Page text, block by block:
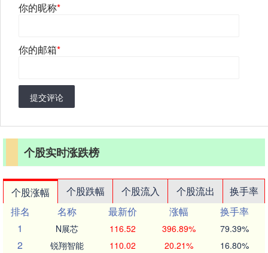
你的昵称*
你的邮箱*
提交评论
个股实时涨跌榜
个股涨幅 个股跌幅 个股流入 个股流出
换手率
排名
名称 最新价 涨幅
换手率
1
N展芯 116.52 396.89% 79.39%
2 锐翔智能 110.02 20.21% 16.80%